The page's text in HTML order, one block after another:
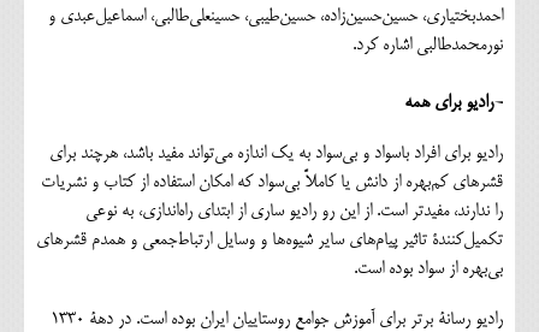
احمدبختیاری، حسین‌حسین‌زاده، حسین‌طیبی، حسینعلی‌طالبی، اسماعیل‌عبدی و
نورمحمدطالبی اشاره کرد.
-رادیو برای همه
رادیو برای افراد باسواد و بی‌سواد به یک اندازه می‌تواند مفید باشد، هرچند برای
قشرهای کم‌بهره از دانش یا کاملاً بی‌سواد که امکان استفاده از کتاب و نشریات
را ندارند، مفیدتر است. از این رو رادیو ساری از ابتدای راه‌اندازی، به نوعی
تکمیل‌کنندۀ تاثیر پیام‌های سایر شیوه‌ها و وسایل ارتباط‌جمعی و همدم قشرهای
بی‌بهره از سواد بوده است.
رادیو رسانۀ برتر برای آموزش جوامع روستاییان ایران بوده است. در دهۀ 1330